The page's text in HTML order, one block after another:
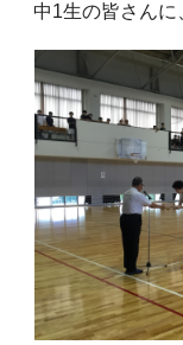
中1生の皆さんに